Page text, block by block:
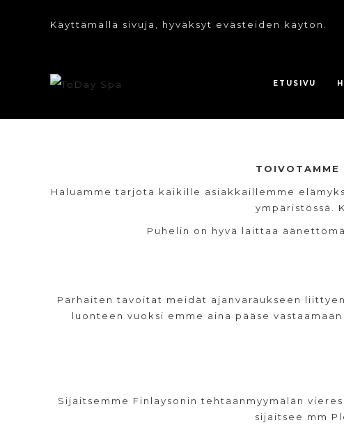
Käyttämällä sivuja, hyväksyt evästeiden käytön.
ETUSIVU
TOIVOTAMME
Haluamme tarjota kaikille asiakkaillemme
ympäristössä.
Puhelin on hyvä laittaa
Parhaiten tavoitat meidät ajanvaraukseen
luonteen vuoksi emme aina pääse
Sijaitsemme Finlaysonin tehtaanmyymälän
sijaitsee mm